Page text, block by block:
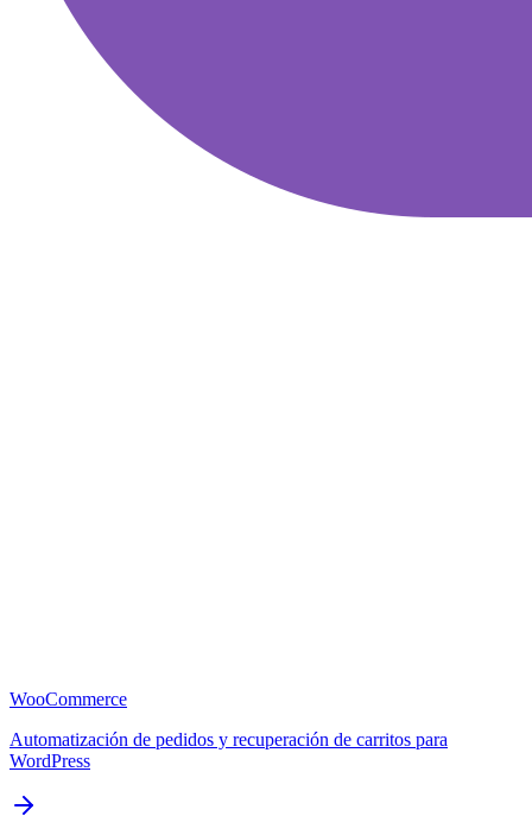
WooCommerce
Automatización de pedidos y recuperación de carritos para
WordPress